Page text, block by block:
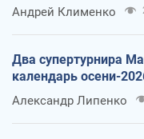
Андрей Клименко
Два супертурнира
календарь осени-
Александр Липенко